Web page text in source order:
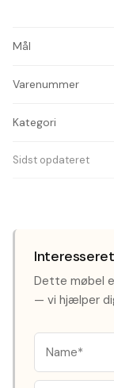
Mål
Varenummer
Kategori
Sidst opdateret
Dette møbel
— vi hjælper